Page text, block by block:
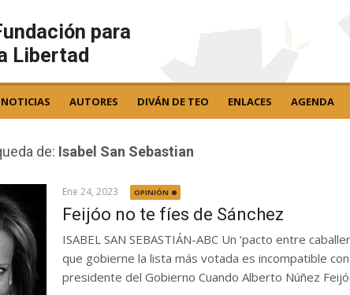
para
Libertad
NOTICIAS AUTORES DIVÁN DE TEO ENLACES AGENDA
de: Isabel San Sebastian
Ene 24, 2023 OPINIÓN
Feijóo no te fíes de Sánchez
ISABEL SAN SEBASTIÁN-ABC Un ‘pacto entre
que gobierne la lista más votada es incompatible
presidente del Gobierno Cuando Alberto Núñez